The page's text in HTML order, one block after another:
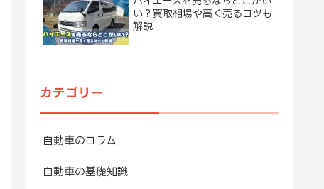
い？買取相場や高く売るコツも
解説
カテゴリー
自動車のコラム
自動車の基礎知識